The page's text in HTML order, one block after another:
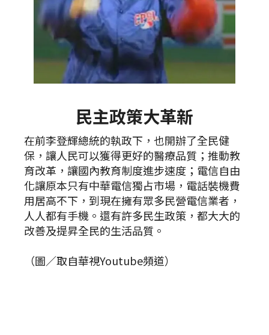
民主政策大革新
在前李登輝總統的執政下，也開辦了全民健
保，讓人民可以獲得更好的醫療品質；推動教
育改革，讓國內教育制度進步速度；電信自由
化讓原本只有中華電信獨占市場，電話裝機費
用居高不下，到現在擁有眾多民營電信業者，
人人都有手機。還有許多民生政策，都大大的
改善及提昇全民的生活品質。
（圖／取自華視Youtube頻道）